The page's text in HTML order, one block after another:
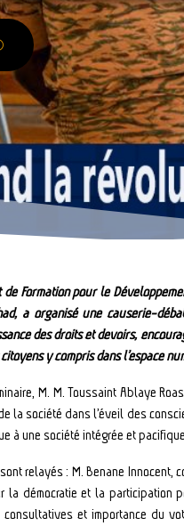
de Formation pour le
a organisé une causerie-
des droits et devoirs,
y compris dans l’espace
M. M. Toussaint Ablaye
la société dans l’éveil des
à une société intégrée et
relayés : M. Benane Innocent,
la démocratie et la participation
et importance du